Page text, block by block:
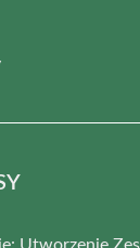
Utworzenie